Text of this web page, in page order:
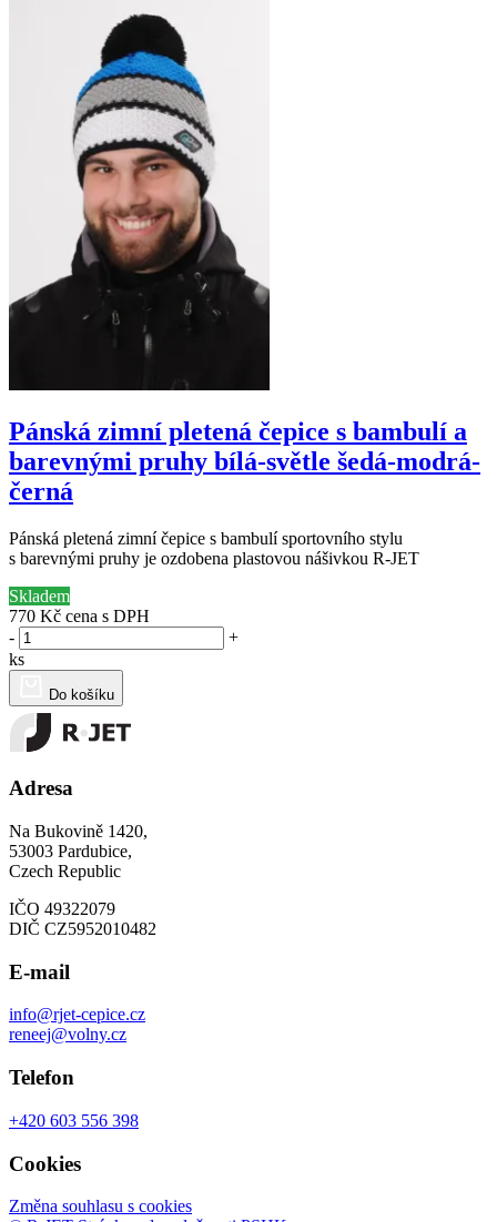
Pánská zimní pletená čepice s bambulí a
barevnými pruhy bílá-světle šedá-modrá-
černá
Pánská pletená zimní čepice s bambulí sportovního stylu
s barevnými pruhy je ozdobena plastovou nášivkou R-JET
Skladem
770 Kč cena s DPH
-
+
ks
Do košíku
Adresa
Na Bukovině 1420,
53003 Pardubice,
Czech Republic
IČO 49322079
DIČ CZ5952010482
E-mail
info@rjet-cepice.cz
reneej@volny.cz
Telefon
+420 603 556 398
Cookies
Změna souhlasu s cookies